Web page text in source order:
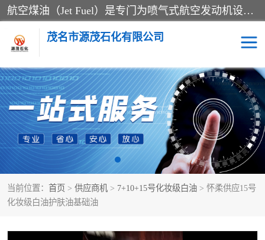
航空煤油（Jet Fuel）是专门为喷气式航空发动机设计的高纯度燃料，主要分为Jet A、Jet A-1和Jet B等类型。其特点是闪点高、低温流动性好，并添加了抗静电剂和抗氧化剂以确保飞行安全。航空煤油需
茂名市源茂石化有限公司
当前位置： 首页 > 供应商机 > 7+10+15号化妆级白油 > 怀柔供应15号
化妆级白油护肤油基础油
RP3航空煤油 D20+D30溶剂油
D40+D60溶剂油 D80+D100溶剂油
6号+120号溶剂油 260号溶剂油
异构烷烃 天然乳胶